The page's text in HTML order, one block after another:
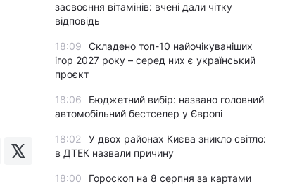
засвоєння вітамінів: вчені дали чітку
відповідь
18:09
Складено топ-10 найочікуваніших
ігор 2027 року – серед них є український
проєкт
18:06
Бюджетний вибір: названо головний
автомобільний бестселер у Європі
18:02
У двох районах Києва зникло світло:
в ДТЕК назвали причину
18:00 Гороскоп на 8 серпня за картами